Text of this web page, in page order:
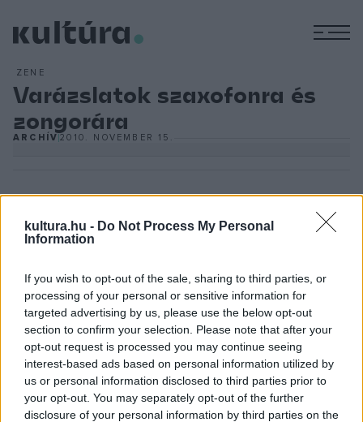
kultura.hu - Do Not Process My Personal
Information
If you wish to opt-out of the sale, sharing to third parties, or
processing of your personal or sensitive information for
targeted advertising by us, please use the below opt-out
section to confirm your selection. Please note that after your
opt-out request is processed you may continue seeing
interest-based ads based on personal information utilized by
us or personal information disclosed to third parties prior to
your opt-out. You may separately opt-out of the further
disclosure of your personal information by third parties on the
ZENE
Varázslatok szaxofonra és
zongorára
ARCHÍV2010. NOVEMBER 15.
egyhangúan állítják a kritikák, hogy a két muzsikus között
vibráló kivételes összhang egyedi megoldásokat és
lenyűgöző élményeket eredményez. A két művész már a
kilencvenes évek elején játszott együtt, akkor még
jazzklubokban tűntek fel, majd miután ismét egymáshoz
sodorták őket a jazz áramlatai, első közös albumuk, a
Moodswing is napvilágot látott. Azóta mindkét zenész járja